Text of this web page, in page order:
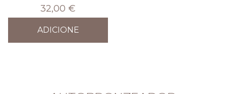
32,00 €
ADICIONE